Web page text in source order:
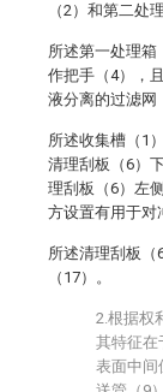
（2）和第二处
所述第一处理箱
作把手（4），
液分离的过滤网
所述收集槽（1
清理刮板（6）
理刮板（6）左
方设置有用于对
所述清理刮板（
（17）。
2.根据权
其特征在
表面中间